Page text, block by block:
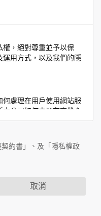
權，絕對尊重並予以保
運用方式，以及我們的隱
何處理在用戶使用網站服
公司如何處理在商業合
別資料。隱私權保護政策
廣告廠商連結，這些置
料。對於您主動提供的個
個別的隱私權保護政
任意公開個人資料的行
約書」、及「隱私權政
取消